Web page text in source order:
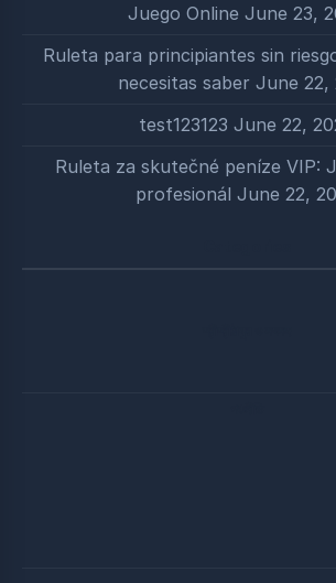
Juego Online June 23,
Ruleta para principiantes sin
necesitas saber June 22,
test123123 June 22,
Ruleta za skutečné peníze VIP:
profesionál June 22,